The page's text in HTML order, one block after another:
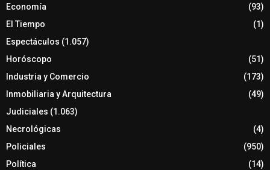
Economía
(93)
El Tiempo
(1)
Espectáculos (1.057)
Horóscopo
(51)
Industria y Comercio
(173)
Inmobiliaria y Arquitectura
(49)
Judiciales (1.063)
Necrológicas
(4)
Policiales
(950)
Política
(14)